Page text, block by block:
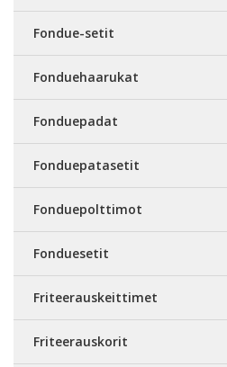
Fondue-setit
Fonduehaarukat
Fonduepadat
Fonduepatasetit
Fonduepolttimot
Fonduesetit
Friteerauskeittimet
Friteerauskorit